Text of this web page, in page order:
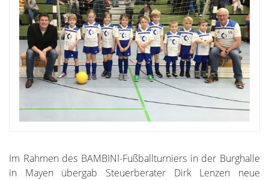
Im Rahmen des BAMBINI-Fußballturniers in der Burghalle
in Mayen übergab Steuerberater Dirk Lenzen neue